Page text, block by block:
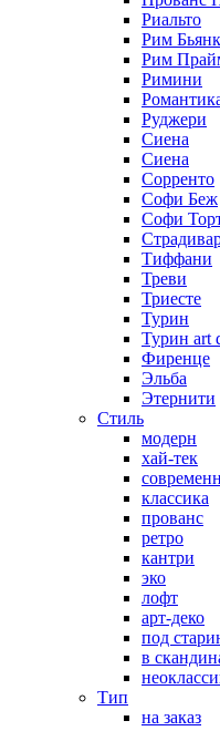
Риальто
Рим
Рим
Римини
Руджери
Сиена
Сиена
Сорренто
Софи Беж
Софи
Тиффани
Треви
Триесте
Турин
Турин art
Фиренце
Эльба
Этернити
Стиль
модерн
хай-тек
классика
прованс
ретро
кантри
эко
лофт
арт-деко
под
в
Тип
на заказ